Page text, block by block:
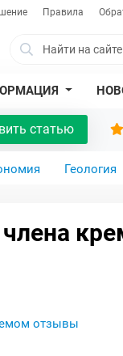
Правила
статью
Геология
члена